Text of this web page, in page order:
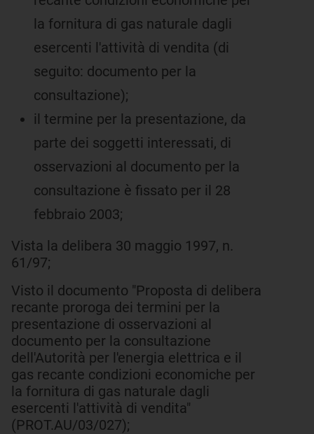
la fornitura di gas naturale dagli
esercenti l'attività di vendita (di
seguito: documento per la
consultazione);
il termine per la presentazione, da
parte dei soggetti interessati, di
osservazioni al documento per la
consultazione è fissato per il 28
febbraio 2003;
Vista la delibera 30 maggio 1997, n.
61/97;
Visto il documento "Proposta di delibera
recante proroga dei termini per la
presentazione di osservazioni al
documento per la consultazione
dell'Autorità per l'energia elettrica e il
gas recante condizioni economiche per
la fornitura di gas naturale dagli
esercenti l'attività di vendita"
(PROT.AU/03/027);